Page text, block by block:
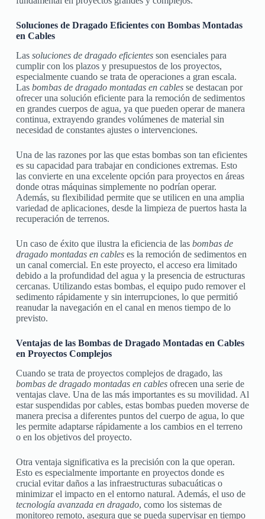
Soluciones de Dragado Eficientes con Bombas Montadas
en Cables
Las soluciones de dragado eficientesson esenciales para
cumplir con los plazos y presupuestos de los proyectos,
especialmente cuando se trata de operaciones a gran escala.
Las bombas de dragado montadas en cablesse destacan por
ofrecer una solución eficiente para la remoción de sedimentos
en grandes cuerpos de agua, ya que pueden operar de manera
continua, extrayendo grandes volúmenes de material sin
necesidad de constantes ajustes o intervenciones.
Una de las razones por las que estas bombas son tan eficientes
es su capacidad para trabajar en condiciones extremas. Esto
las convierte en una excelente opción para proyectos en áreas
donde otras máquinas simplemente no podrían operar.
Además, su flexibilidad permite que se utilicen en una amplia
variedad de aplicaciones, desde la limpieza de puertos hasta la
recuperación de terrenos.
Un caso de éxito que ilustra la eficiencia de las bombas de
dragado montadas en cableses la remoción de sedimentos en
un canal comercial. En este proyecto, el acceso era limitado
debido a la profundidad del agua y la presencia de estructuras
cercanas. Utilizando estas bombas, el equipo pudo remover el
sedimento rápidamente y sin interrupciones, lo que permitió
reanudar la navegación en el canal en menos tiempo de lo
previsto.
Ventajas de las Bombas de Dragado Montadas en Cables
en Proyectos Complejos
Cuando se trata de proyectos complejos de dragado, las
bombas de dragado montadas en cablesofrecen una serie de
ventajas clave. Una de las más importantes es su movilidad. Al
estar suspendidas por cables, estas bombas pueden moverse de
manera precisa a diferentes puntos del cuerpo de agua, lo que
les permite adaptarse rápidamente a los cambios en el terreno
o en los objetivos del proyecto.
Otra ventaja significativa es la precisión con la que operan.
Esto es especialmente importante en proyectos donde es
crucial evitar daños a las infraestructuras subacuáticas o
minimizar el impacto en el entorno natural. Además, el uso de
tecnología avanzada en dragado, como los sistemas de
monitoreo remoto, asegura que se pueda supervisar en tiempo